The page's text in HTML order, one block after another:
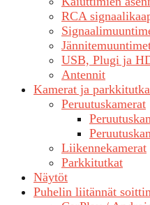
RCA
USB, Plugi ja
Antennit
Kamerat ja
Peruutuskamerat
Liikennekamerat
Parkkitutkat
Näytöt
Puhelin liitännät